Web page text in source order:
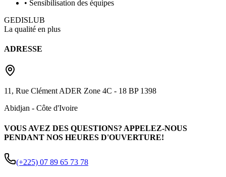
• Sensibilisation des équipes
GEDISLUB
La qualité en plus
ADRESSE
11, Rue Clément ADER Zone 4C - 18 BP 1398
Abidjan - Côte d'Ivoire
VOUS AVEZ DES QUESTIONS? APPELEZ-NOUS
PENDANT NOS HEURES D'OUVERTURE!
(+225) 07 89 65 73 78